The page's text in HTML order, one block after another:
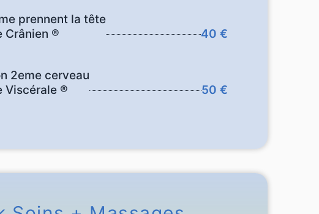
prennent la tête
Crânien ®
40 €
2eme cerveau
Viscérale ®
50 €